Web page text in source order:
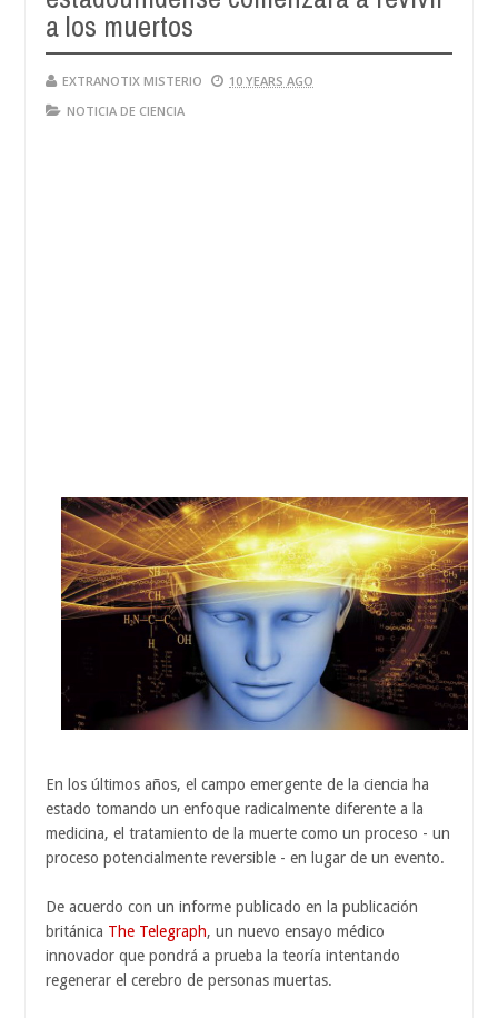
a los muertos
EXTRANOTIX MISTERIO
10 YEARS AGO
NOTICIA DE CIENCIA
En los últimos años, el campo emergente de la ciencia ha
estado tomando un enfoque radicalmente diferente a la
medicina, el tratamiento de la muerte como un proceso - un
proceso potencialmente reversible - en lugar de un evento.
De acuerdo con un informe publicado en la publicación
británica The Telegraph, un nuevo ensayo médico
innovador que pondrá a prueba la teoría intentando
regenerar el cerebro de personas muertas.